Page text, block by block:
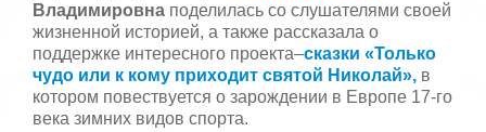
Владимировна поделилась со слушателями своей
жизненной историей, а также рассказала о
поддержке интересного проекта–сказки «Только
чудо или к кому приходит святой Николай», в
котором повествуется о зарождении в Европе 17-го
века зимних видов спорта.